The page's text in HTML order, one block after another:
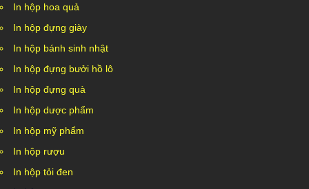
In hộp hoa quả
In hộp đựng giày
In hộp bánh sinh nhật
In hộp đựng bưởi hồ lô
In hộp đựng quà
In hộp dược phẩm
In hộp mỹ phẩm
In hộp rượu
In hộp tỏi đen